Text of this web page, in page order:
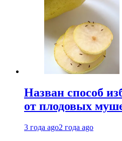
Назван способ
от плодовых
3 года ago2 года ago